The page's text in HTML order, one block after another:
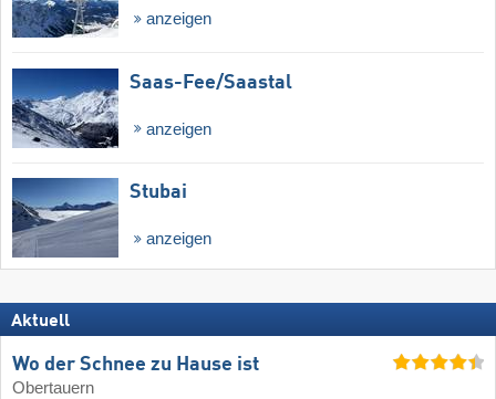
anzeigen
Saas-Fee/​Saastal
anzeigen
Stubai
anzeigen
Aktuell
Wo der Schnee zu Hause ist
Obertauern